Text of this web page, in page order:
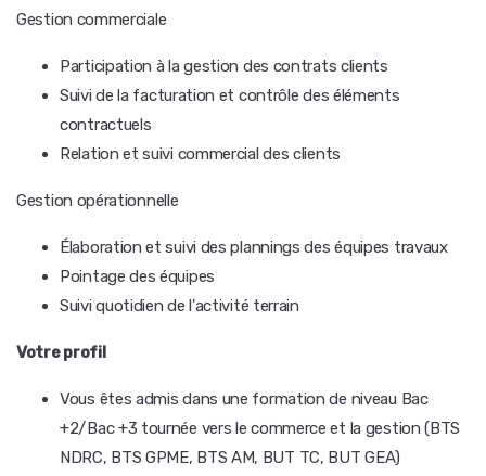
Gestion commerciale
Participation à la gestion des contrats clients
Suivi de la facturation et contrôle des éléments
contractuels
Relation et suivi commercial des clients
Gestion opérationnelle
Élaboration et suivi des plannings des équipes travaux
Pointage des équipes
Suivi quotidien de l'activité terrain
Votre profil
Vous êtes admis dans une formation de niveau Bac
+2/Bac +3 tournée vers le commerce et la gestion (BTS
NDRC, BTS GPME, BTS AM, BUT TC, BUT GEA)